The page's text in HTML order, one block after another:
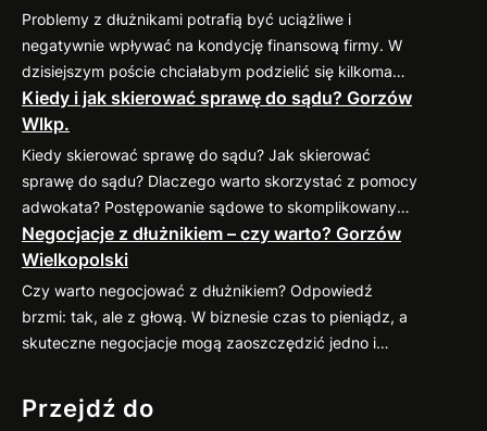
Problemy z dłużnikami potrafią być uciążliwe i
negatywnie wpływać na kondycję finansową firmy. W
dzisiejszym poście chciałabym podzielić się kilkoma
sprawdzonymi praktykami, które pomogą
zminimalizować ryzyko takich sytuacji. 1. Weryfikacja
kontrahenta przed nawiązaniem współpracy Zanim
podpiszesz umowę, dokładnie sprawdź potencjalnego
kontrahenta. Możesz zweryfikować jego wiarygodność
finansową w dostępnych bazach gospodarczych (np.
KRD, BIG) oraz poprosić o…
Kiedy i jak skierować sprawę do sądu? Gorzów
Wlkp.
Kiedy skierować sprawę do sądu? Jak skierować
sprawę do sądu? Dlaczego warto skorzystać z pomocy
adwokata? Postępowanie sądowe to skomplikowany
proces, który wymaga znajomości przepisów oraz
procedur. Profesjonalny pełnomocnik: Jeśli
zastanawiasz się nad skierowaniem swojej sprawy do
sądu, zapraszam do kontaktu
883 593 553. Chętnie
pomogę w ocenie sytuacji, przygotowaniu pozwu i
Negocjacje z dłużnikiem – czy warto? Gorzów
Wielkopolski
Czy warto negocjować z dłużnikiem? Odpowiedź
brzmi: tak, ale z głową. W biznesie czas to pieniądz, a
skuteczne negocjacje mogą zaoszczędzić jedno i
dłużnikiem często przynosi zaskakująco pozytywne
efekty. Dlaczego warto negocjować? Jak się
Przejdź do